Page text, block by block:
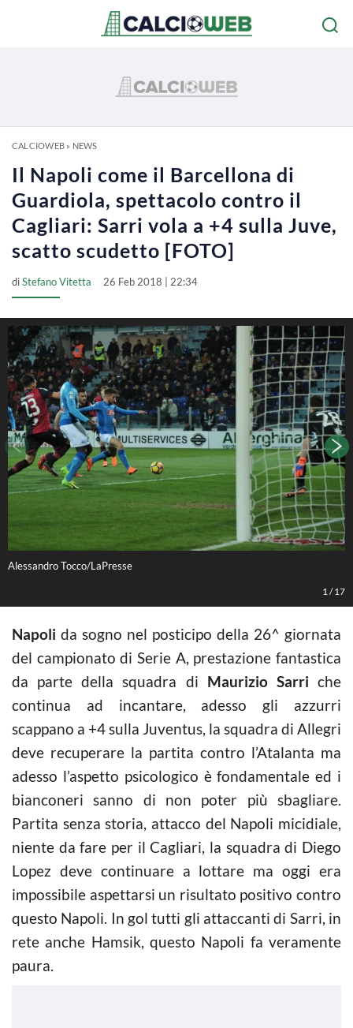
CALCIOWEB» NEWS
Il Napoli come il Barcellona di
Guardiola, spettacolo contro il
Cagliari: Sarri vola a +4 sulla Juve,
scatto scudetto [FOTO]
diStefano Vitetta 26 Feb 2018 | 22:34
Alessandro Tocco/LaPresse
1 /17
Napoli da sogno nel posticipo della 26^ giornata
del campionato di Serie A, prestazione fantastica
da parte della squadra di Maurizio Sarri che
continua ad incantare, adesso gli azzurri
scappano a +4 sulla Juventus, la squadra di Allegri
deve recuperare la partita contro l’Atalanta ma
adesso l’aspetto psicologico è fondamentale ed i
bianconeri sanno di non poter più sbagliare.
Partita senza storia, attacco del Napoli micidiale,
niente da fare per il Cagliari, la squadra di Diego
Lopez deve continuare a lottare ma oggi era
impossibile aspettarsi un risultato positivo contro
questo Napoli. In gol tutti gli attaccanti di Sarri, in
rete anche Hamsik, questo Napoli fa veramente
paura.